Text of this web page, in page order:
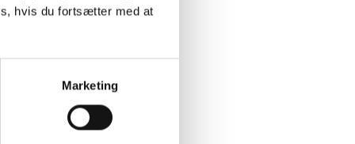
hvis du fortsætter med at
Marketing